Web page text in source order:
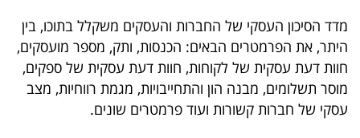
מדד הסיכון העסקי של החברות והעסקים משקלל בתוכו, בין
היתר, את הפרמטרים הבאים: הכנסות, ותק, מספר מועסקים,
חוות דעת עסקית של לקוחות, חוות דעת עסקית של ספקים,
מוסר תשלומים, מבנה הון והתחייבויות, מגמת רווחיות, מצב
עסקי של חברות קשורות ועוד פרמטרים שונים.